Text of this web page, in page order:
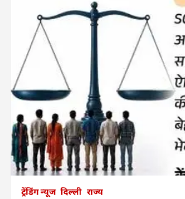
ट्रेंडिंग न्यूज दिल्ली राज्य